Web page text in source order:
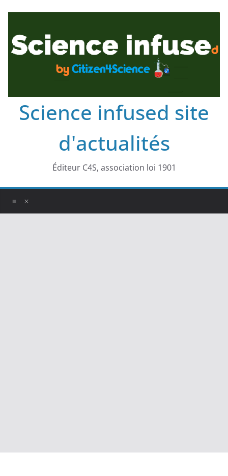
Science infused site
d'actualités
Éditeur C4S, association loi 1901